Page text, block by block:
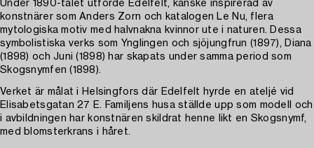
Under 1890-talet utförde Edelfelt, kanske inspirerad av
konstnärer som Anders Zorn och katalogen Le Nu, flera
mytologiska motiv med halvnakna kvinnor ute i naturen. Dessa
symbolistiska verks som Ynglingen och sjöjungfrun (1897), Diana
(1898) och Juni (1898) har skapats under samma period som
Skogsnymfen (1898).
Verket är målat i Helsingfors där Edelfelt hyrde en ateljé vid
Elisabetsgatan 27 E. Familjens husa ställde upp som modell och
i avbildningen har konstnären skildrat henne likt en Skogsnymf,
med blomsterkrans i håret.